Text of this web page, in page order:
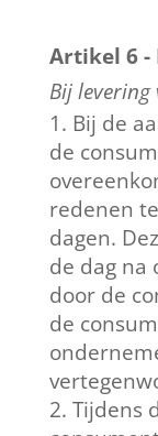
Artikel 6 -
Bij
Bij de
de
redenen
dagen.
de dag na
door de
de
Tijdens